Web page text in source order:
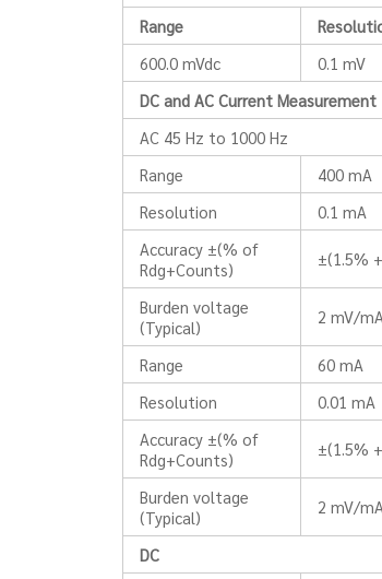
Range
600.0 mVdc
0.1 mV
DC and AC Current Measurement
AC 45 Hz to 1000 Hz
Range
400 mA
Resolution
0.1 mA
Accuracy ±(% of
Rdg+Counts)
±(1.5%
Burden voltage
(Typical)
2 mV/mA
Range
60 mA
Resolution
0.01 mA
Accuracy ±(% of
Rdg+Counts)
±(1.5%
Burden voltage
(Typical)
2 mV/mA
DC